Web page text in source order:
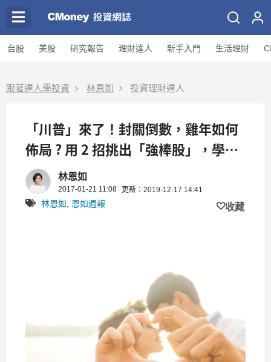
台股 美股 研究報告 理財達人 新手入門 生活理財
跟著達人學投資 林恩如 投資理財達人
「川普」來了！封關倒數，雞年如何
佈局 ? 用 2 招挑出「強棒股」，學起
來多領年終！
林恩如
2017-01-21 11:08 更新：2019-12-17 14:41
林恩如 恩如週報 收藏